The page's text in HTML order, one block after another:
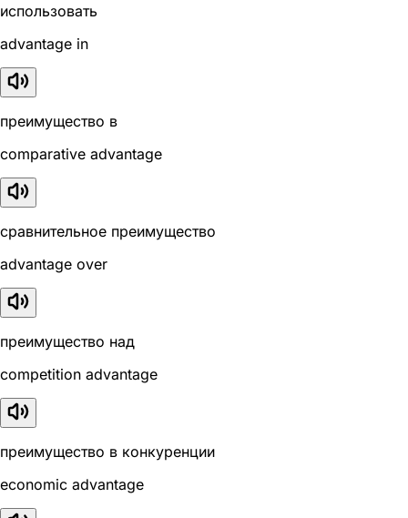
использовать
advantage in
преимущество в
comparative advantage
сравнительное преимущество
advantage over
преимущество над
competition advantage
преимущество в конкуренции
economic advantage